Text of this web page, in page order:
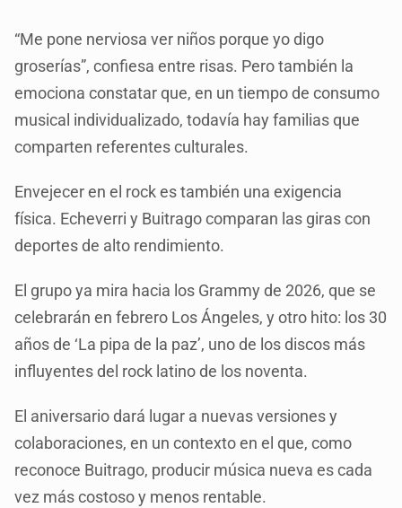
“Me pone nerviosa ver niños porque yo digo
groserías”, confiesa entre risas. Pero también la
emociona constatar que, en un tiempo de consumo
musical individualizado, todavía hay familias que
comparten referentes culturales.
Envejecer en el rock es también una exigencia
física. Echeverri y Buitrago comparan las giras con
deportes de alto rendimiento.
El grupo ya mira hacia los Grammy de 2026, que se
celebrarán en febrero Los Ángeles, y otro hito: los 30
años de ‘La pipa de la paz’, uno de los discos más
influyentes del rock latino de los noventa.
El aniversario dará lugar a nuevas versiones y
colaboraciones, en un contexto en el que, como
reconoce Buitrago, producir música nueva es cada
vez más costoso y menos rentable.